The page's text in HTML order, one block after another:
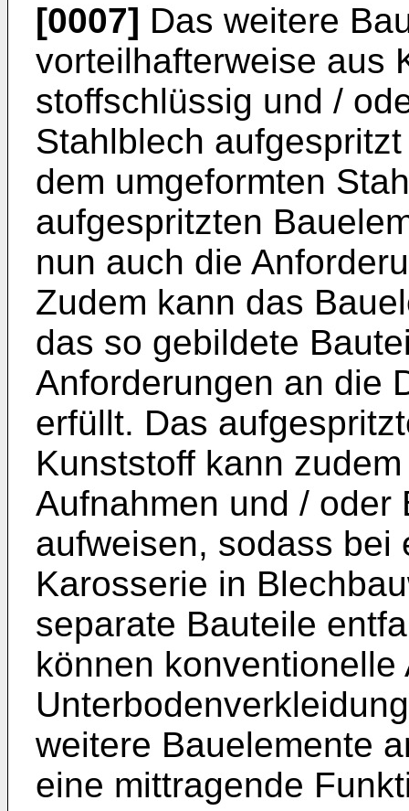
[0007] Das weitere
vorteilhafterweise aus
stoffschlüssig und /
Stahlblech
dem umgeformten
aufgespritzten
nun auch die
Zudem kann das
das so gebildete
Anforderungen an die
erfüllt. Das
Kunststoff kann
Aufnahmen und / oder
aufweisen, sodass bei
Karosserie in
separate Bauteile
können
weitere Bauelemente
eine mittragende